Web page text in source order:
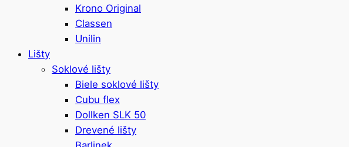
Krono Original
Classen
Unilin
Lišty
Soklové lišty
Biele soklové lišty
Cubu flex
Dollken SLK 50
Drevené lišty